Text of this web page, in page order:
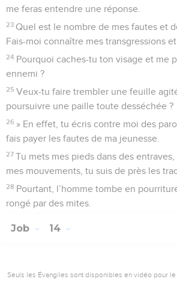
me feras entendre une réponse.
23 Quel est le nombre de mes fautes et
Fais-moi connaître mes transgressions
24 Pourquoi caches-tu ton visage et me
ennemi ?
25 Veux-tu faire trembler une feuille
poursuivre une paille toute desséchée ?
26 » En effet, tu écris contre moi des
fais payer les fautes de ma jeunesse.
27 Tu mets mes pieds dans des
mes mouvements, tu suis de près les
28 Pourtant, l’homme tombe en
rongé par des mites.
Job 14
Seuls les Évangiles sont disponibles en vidéo pour le